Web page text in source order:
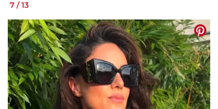
7 / 13